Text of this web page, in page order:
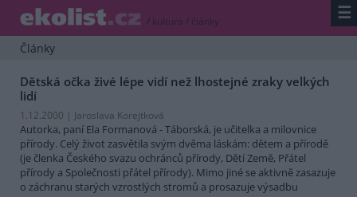
/ kultura / články ☰
Články
Dětská očka živé lépe vidí než lhostejné zraky velkých
lidí
1.12.2000 | Jaroslava Korejtková
Autorka, paní Ela Formanová - Táborská, je učitelka a milovnice
přírody. Celý život zasvětila svým dvěma láskám: dětem a přírodě
(je členka Českého svazu ochránců přírody, Dětí Země, Přátel
přírody a Společnosti přátel přírody). Mimo jiné se aktivně zasazuje
o záchranu starých vzrostlých stromů a prosazuje výsadbu